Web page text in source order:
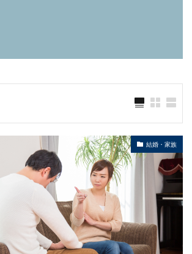
結婚・家族